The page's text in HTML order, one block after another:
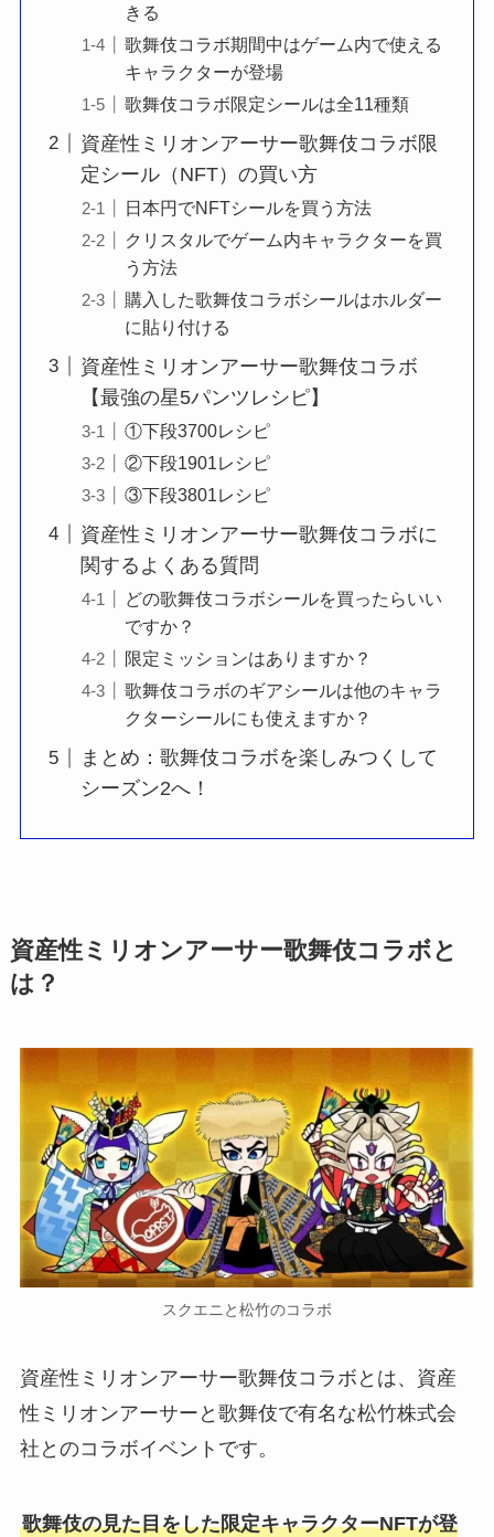
きる
歌舞伎コラボ期間中はゲーム内で使える
キャラクターが登場
歌舞伎コラボ限定シールは全11種類
資産性ミリオンアーサー歌舞伎コラボ限
定シール（NFT）の買い方
日本円でNFTシールを買う方法
クリスタルでゲーム内キャラクターを買
う方法
購入した歌舞伎コラボシールはホルダー
に貼り付ける
資産性ミリオンアーサー歌舞伎コラボ
【最強の星5パンツレシピ】
①下段3700レシピ
②下段1901レシピ
③下段3801レシピ
資産性ミリオンアーサー歌舞伎コラボに
関するよくある質問
どの歌舞伎コラボシールを買ったらいい
ですか？
限定ミッションはありますか？
歌舞伎コラボのギアシールは他のキャラ
クターシールにも使えますか？
まとめ：歌舞伎コラボを楽しみつくして
シーズン2へ！
資産性ミリオンアーサー歌舞伎コラボと
は？
スクエニと松竹のコラボ
資産性ミリオンアーサー歌舞伎コラボとは、資産
性ミリオンアーサーと歌舞伎で有名な松竹株式会
社とのコラボイベントです。
歌舞伎の見た目をした限定キャラクターNFTが登